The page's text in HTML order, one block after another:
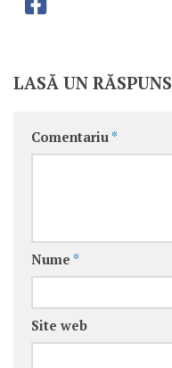
LASĂ UN RĂSPUNS
Comentariu *
Nume *
Site web